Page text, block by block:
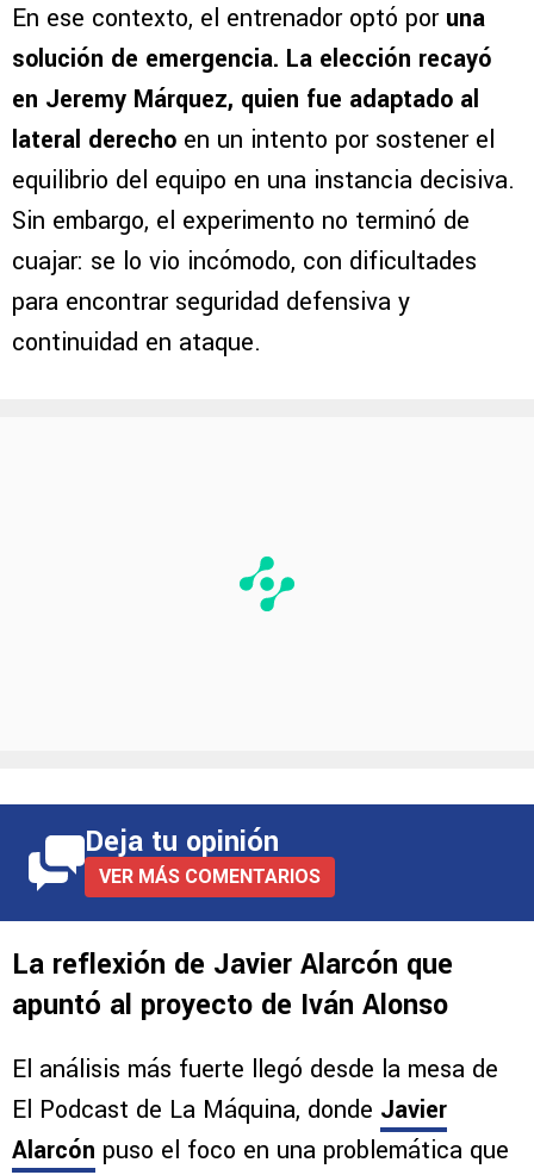
En ese contexto, el entrenador optó por una
solución de emergencia. La elección recayó
en Jeremy Márquez, quien fue adaptado al
lateral derecho en un intento por sostener el
equilibrio del equipo en una instancia decisiva.
Sin embargo, el experimento no terminó de
cuajar: se lo vio incómodo, con dificultades
para encontrar seguridad defensiva y
continuidad en ataque.
Deja tu opinión
VER MÁS COMENTARIOS
La reflexión de Javier Alarcón que
apuntó al proyecto de Iván Alonso
El análisis más fuerte llegó desde la mesa de
El Podcast de La Máquina, donde Javier
Alarcón puso el foco en una problemática que